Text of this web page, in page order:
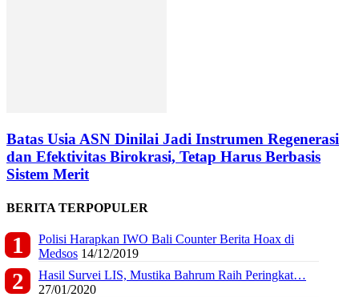
Batas Usia ASN Dinilai Jadi Instrumen Regenerasi
dan Efektivitas Birokrasi, Tetap Harus Berbasis
Sistem Merit
BERITA TERPOPULER
Polisi Harapkan IWO Bali Counter Berita Hoax di
Medsos 14/12/2019
Hasil Survei LIS, Mustika Bahrum Raih Peringkat…
27/01/2020